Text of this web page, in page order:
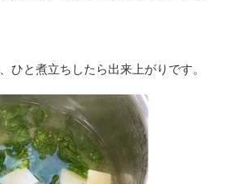
ひと煮立ちしたら出来上がりです。